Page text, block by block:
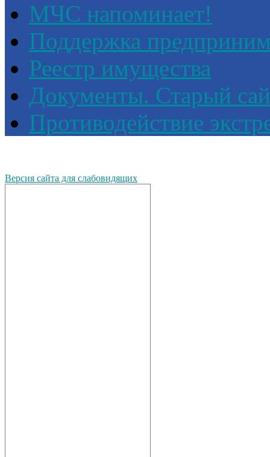
МЧС напоминает!
Поддержка
Реестр имущества
Документы. Старый
Противодействие
Версия сайта для слабовидящих